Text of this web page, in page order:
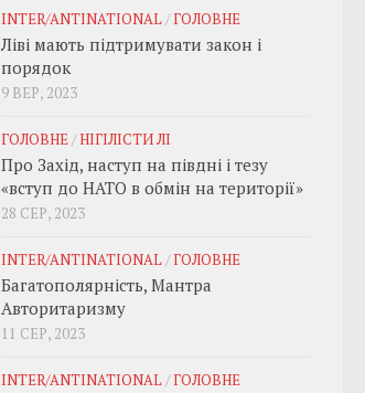
INTER/ANTINATIONAL/ГОЛОВНЕ
Ліві мають підтримувати закон і
порядок
9 ВЕР, 2023
ГОЛОВНЕ/НІГІЛІСТИ ЛІ
Про Захід, наступ на півдні і тезу
«вступ до НАТО в обмін на території»
28 СЕР, 2023
INTER/ANTINATIONAL/ГОЛОВНЕ
Багатополярність, Мантра
Авторитаризму
11 СЕР, 2023
INTER/ANTINATIONAL/ГОЛОВНЕ